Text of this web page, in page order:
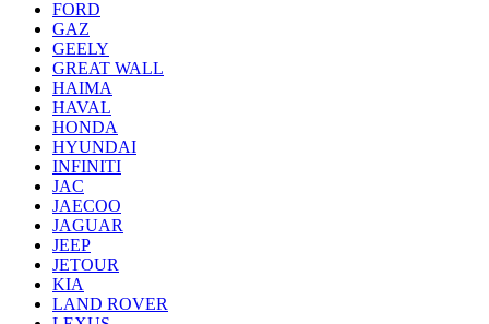
FORD
GAZ
GEELY
GREAT WALL
HAIMA
HAVAL
HONDA
HYUNDAI
INFINITI
JAC
JAECOO
JAGUAR
JEEP
JETOUR
KIA
LAND ROVER